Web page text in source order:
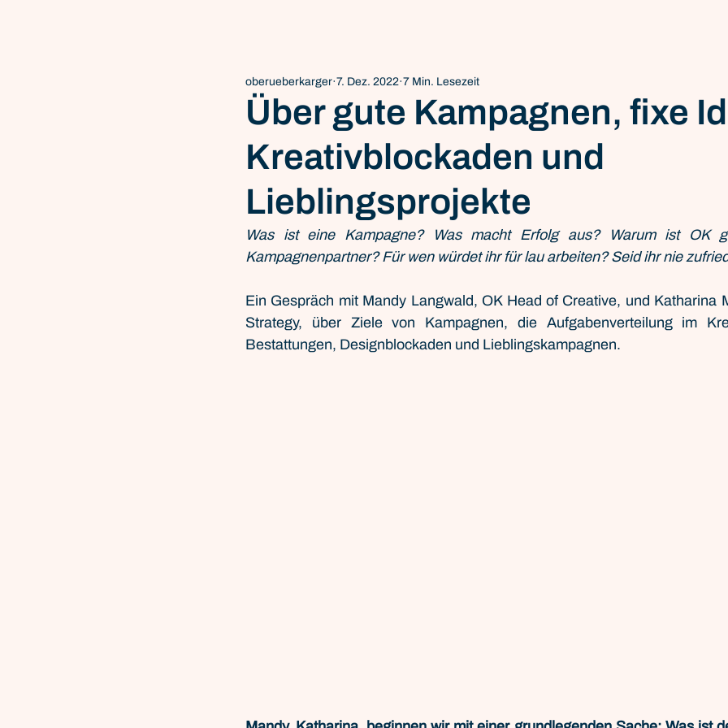
Über gute Kampagnen, fixe
Kreativblockaden und
Lieblingsprojekte
oberueberkarger 7. Dez. 2022 7 Min. Lesezeit
Was ist eine Kampagne? Was macht Erfolg aus? Warum ist OK
Kampagnenpartner? Für wen würdet ihr für lau arbeiten? Seid ihr nie
Ein Gespräch mit Mandy Langwald, OK Head of Creative, und Katharina
Strategy, über Ziele von Kampagnen, die Aufgabenverteilung im
Bestattungen, Designblockaden und Lieblingskampagnen.